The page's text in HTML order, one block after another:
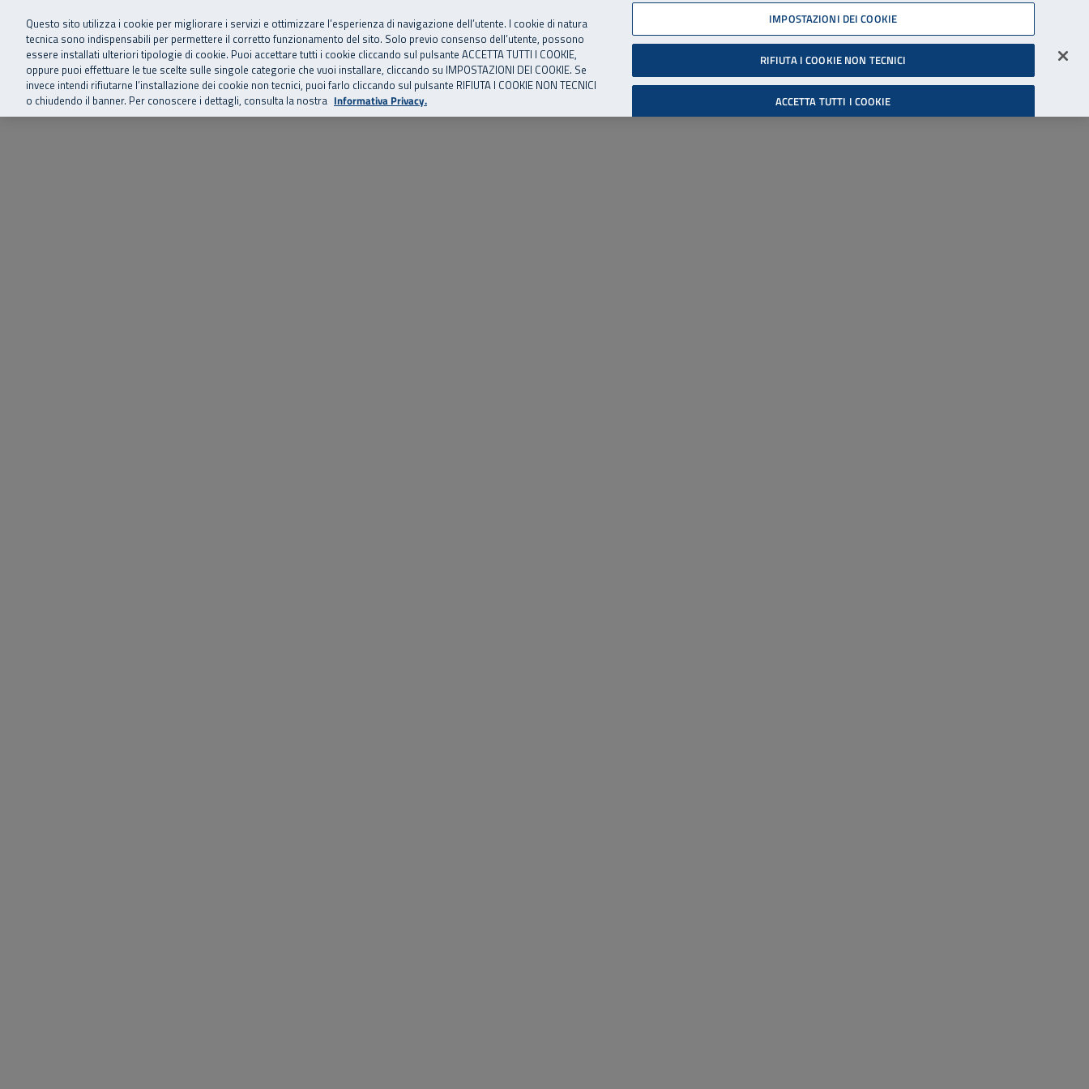
Vai al menu principale
Vai al contenuto principale
Vai al Footer 06 45539607
SuperAbile - il Contact Center Inail per il mondo della disabilità
Home Chi siamo Storie, news ed eventi Risorse utili Supporto Accessibilità
Cerca
Accedi all'area riservata
Questo sito utilizza i cookie per migliorare i servizi e ottimizzare l’esperienza di navigazione dell’utente. I cookie di natura
tecnica sono indispensabili per permettere il corretto funzionamento del sito. Solo previo consenso dell’utente, possono
essere installati ulteriori tipologie di cookie. Puoi accettare tutti i cookie cliccando sul pulsante ACCETTA TUTTI I COOKIE,
oppure puoi effettuare le tue scelte sulle singole categorie che vuoi installare, cliccando su IMPOSTAZIONI DEI COOKIE. Se
invece intendi rifiutarne l’installazione dei cookie non tecnici, puoi farlo cliccando sul pulsante RIFIUTA I COOKIE NON TECNICI
o chiudendo il banner. Per conoscere i dettagli, consulta la nostra Informativa Privacy.
IMPOSTAZIONI DEI COOKIE
RIFIUTA I COOKIE NON TECNICI
ACCETTA TUTTI I COOKIE